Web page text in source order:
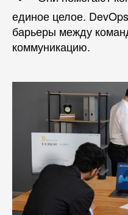
единое целое.
барьеры между
коммуникацию.